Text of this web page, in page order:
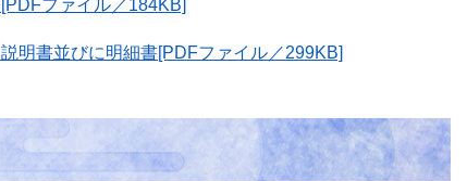
ファイル／184KB]
明書並びに明細書[PDFファイル／299KB]